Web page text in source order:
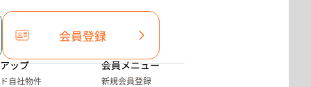
会員登録
ップ
自社物件
会員メニュー
新規会員登録